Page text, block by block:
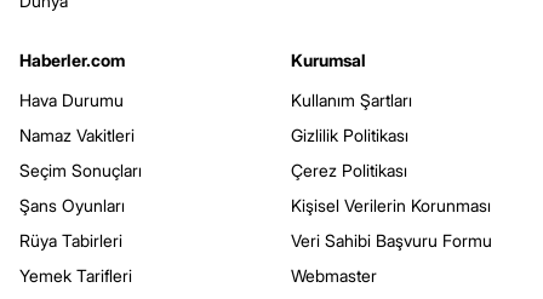
Haberler.com
Hava Durumu
Namaz Vakitleri
Seçim Sonuçları
Şans Oyunları
Rüya Tabirleri
Yemek Tarifleri
Kurumsal
Kullanım Şartları
Gizlilik Politikası
Çerez Politikası
Kişisel Verilerin Korunması
Veri Sahibi Başvuru Formu
Webmaster